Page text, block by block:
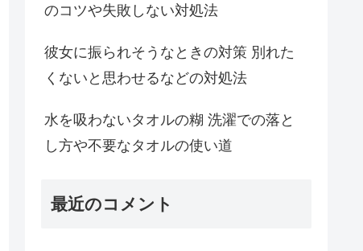
のコツや失敗しない対処法
彼女に振られそうなときの対策 別れた
くないと思わせるなどの対処法
水を吸わないタオルの糊 洗濯での落と
し方や不要なタオルの使い道
最近のコメント